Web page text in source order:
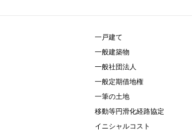
一戸建て
一般建築物
一般社団法人
一般定期借地権
一筆の土地
移動等円滑化経路協定
イニシャルコスト